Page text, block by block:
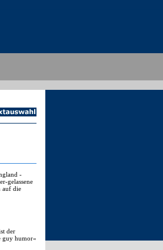
-
gelassene
auf die
der
guy humor«